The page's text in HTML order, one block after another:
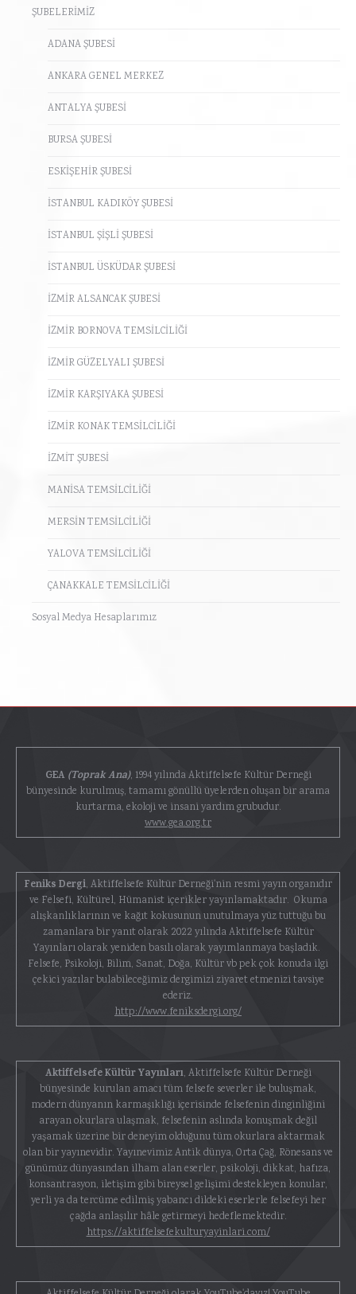
ŞUBELERİMİZ
ADANA ŞUBESİ
ANKARA GENEL MERKEZ
ANTALYA ŞUBESİ
BURSA ŞUBESİ
ESKİŞEHİR ŞUBESİ
İSTANBUL KADIKÖY ŞUBESİ
İSTANBUL ŞİŞLİ ŞUBESİ
İSTANBUL ÜSKÜDAR ŞUBESİ
İZMİR ALSANCAK ŞUBESİ
İZMİR BORNOVA TEMSİLCİLİĞİ
İZMİR GÜZELYALI ŞUBESİ
İZMİR KARŞIYAKA ŞUBESİ
İZMİR KONAK TEMSİLCİLİĞİ
İZMİT ŞUBESİ
MANİSA TEMSİLCİLİĞİ
MERSİN TEMSİLCİLİĞİ
YALOVA TEMSİLCİLİĞİ
ÇANAKKALE TEMSİLCİLİĞİ
Sosyal Medya Hesaplarımız
GEA (Toprak Ana), 1994 yılında Aktiffelsefe Kültür Derneği
bünyesinde kurulmuş, tamamı gönüllü üyelerden oluşan bir arama
kurtarma, ekoloji ve insani yardım grubudur.
www.gea.org.tr
Feniks Dergi, Aktiffelsefe Kültür Derneği'nin resmi yayın organıdır
ve Felsefi, Kültürel, Hümanist içerikler yayınlamaktadır. Okuma
alışkanlıklarının ve kağıt kokusunun unutulmaya yüz tuttuğu bu
zamanlara bir yanıt olarak 2022 yılında Aktiffelsefe Kültür
Yayınları olarak yeniden basılı olarak yayımlanmaya başladık.
Felsefe, Psikoloji, Bilim, Sanat, Doğa, Kültür vb pek çok konuda ilgi
çekici yazılar bulabileceğimiz dergimizi ziyaret etmenizi tavsiye
ederiz.
http://www.feniksdergi.org/
Aktiffelsefe Kültür Yayınları, Aktiffelsefe Kültür Derneği
bünyesinde kurulan amacı tüm felsefe severler ile buluşmak,
modern dünyanın karmaşıklığı içerisinde felsefenin dinginliğini
arayan okurlara ulaşmak, felsefenin aslında konuşmak değil
yaşamak üzerine bir deneyim olduğunu tüm okurlara aktarmak
olan bir yayınevidir. Yayınevimiz Antik dünya, Orta Çağ, Rönesans ve
günümüz dünyasından ilham alan eserler, psikoloji, dikkat, hafıza,
konsantrasyon, iletişim gibi bireysel gelişimi destekleyen konular,
yerli ya da tercüme edilmiş yabancı dildeki eserlerle felsefeyi her
çağda anlaşılır hâle getirmeyi hedeflemektedir.
https://aktiffelsefekulturyayinlari.com/